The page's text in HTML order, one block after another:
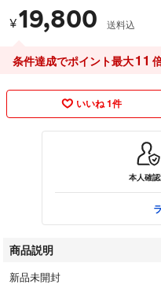
¥19,800 送料込
条件達成でポイント最大11
いいね 1件
本人確
商品説明
新品未開封